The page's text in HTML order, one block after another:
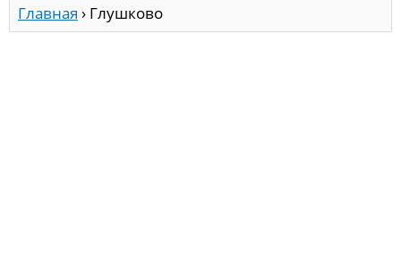
Главная › Глушково